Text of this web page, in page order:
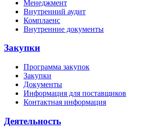
Менеджмент
Внутренний аудит
Комплаенс
Внутренние документы
Закупки
Программа закупок
Закупки
Документы
Информация для поставщиков
Контактная информация
Деятельность